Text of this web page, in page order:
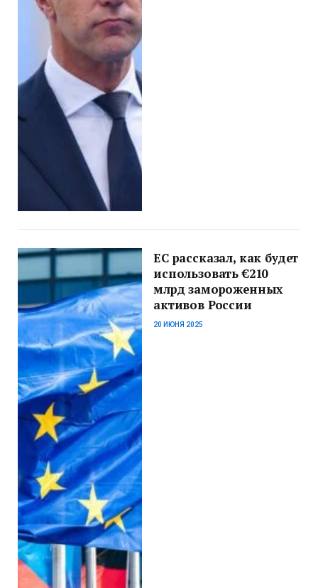
ЕС рассказал, как будет
использовать €210
млрд замороженных
активов России
20 ИЮНЯ 2025